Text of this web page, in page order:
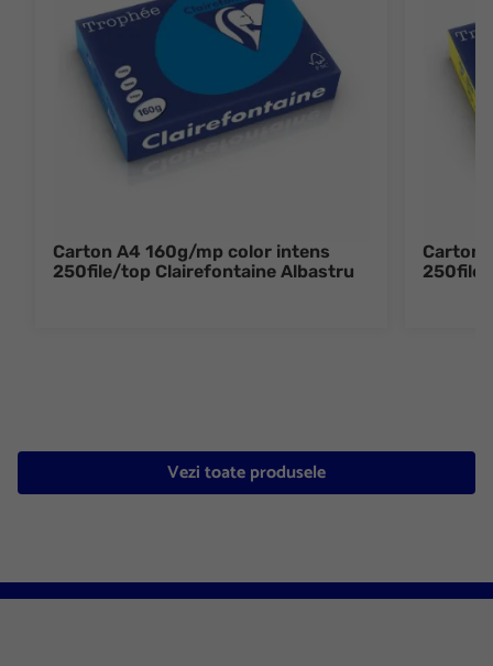
Carton A4 160g/mp color intens
250file/top Clairefontaine Albastru
Carton
250file/
Vezi toate produsele